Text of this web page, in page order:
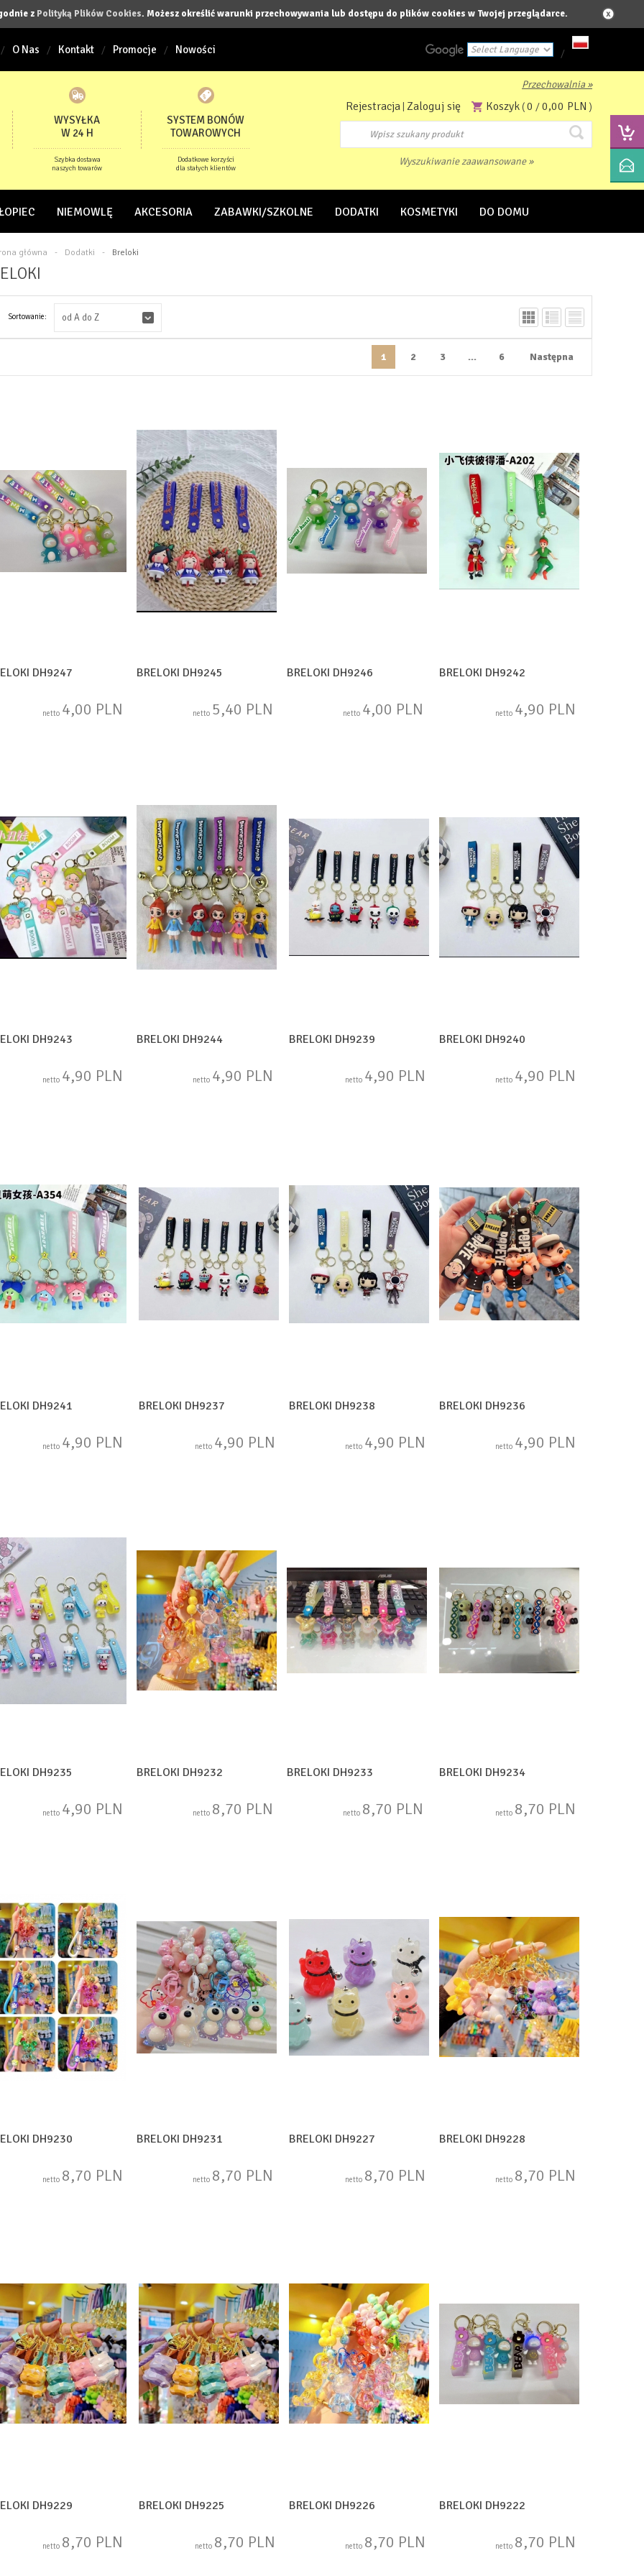
z Polityką Plików Cookies. Możesz określić warunki przechowywania lub dostępu do plików cookies w Twojej przeglądarce.
O Nas Kontakt Promocje Nowości /
WYSYŁKA
W 24 H
Szybka dostawa
naszych towarów
SYSTEM BONÓW
TOWAROWYCH
Dodatkowe korzyści
dla stałych klientów
Przechowalnia »
Rejestracja Zaloguj się Koszyk (0 /0,00 PLN )
Wyszukiwanie zaawansowane »
NIEMOWLĘ AKCESORIA ZABAWKI/SZKOLNE DODATKI KOSMETYKI DO DOMU
główna - Dodatki - Breloki
Sortowanie: od A do Z
1 2 3 ... 6 Następna
DH9247
netto 4,00 PLN
BRELOKI DH9245
netto 5,40 PLN
BRELOKI DH9246
netto 4,00 PLN
BRELOKI DH9242
netto 4,90 PLN
DH9243
netto 4,90 PLN
BRELOKI DH9244
netto 4,90 PLN
BRELOKI DH9239
netto 4,90 PLN
BRELOKI DH9240
netto 4,90 PLN
DH9241
netto 4,90 PLN
BRELOKI DH9237
netto 4,90 PLN
BRELOKI DH9238
netto 4,90 PLN
BRELOKI DH9236
netto 4,90 PLN
DH9235
netto 4,90 PLN
BRELOKI DH9232
netto 8,70 PLN
BRELOKI DH9233
netto 8,70 PLN
BRELOKI DH9234
netto 8,70 PLN
DH9230
netto 8,70 PLN
BRELOKI DH9231
netto 8,70 PLN
BRELOKI DH9227
netto 8,70 PLN
BRELOKI DH9228
netto 8,70 PLN
DH9229
netto 8,70 PLN
BRELOKI DH9225
netto 8,70 PLN
BRELOKI DH9226
netto 8,70 PLN
BRELOKI DH9222
netto 8,70 PLN